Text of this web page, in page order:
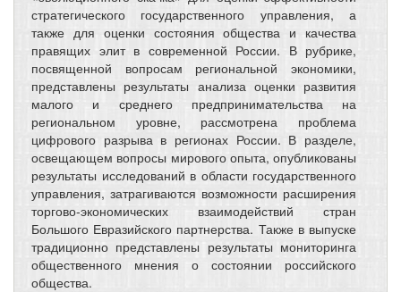
стратегического государственного управления, а
также для оценки состояния общества и качества
правящих элит в современной России. В рубрике,
посвященной вопросам региональной экономики,
представлены результаты анализа оценки развития
малого и среднего предпринимательства на
региональном уровне, рассмотрена проблема
цифрового разрыва в регионах России. В разделе,
освещающем вопросы мирового опыта, опубликованы
результаты исследований в области государственного
управления, затрагиваются возможности расширения
торгово-экономических взаимодействий стран
Большого Евразийского партнерства. Также в выпуске
традиционно представлены результаты мониторинга
общественного мнения о состоянии российского
общества.